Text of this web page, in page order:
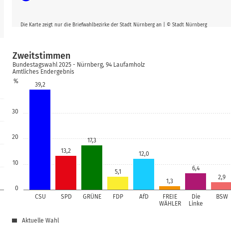
Die Karte zeigt nur die Briefwahlbezirke der Stadt Nürnberg an | © Stadt Nürnberg
0
10
20
30
%
CSU SPD GRÜNE FDP AfD
FREIE
WÄHLER
Die
Linke
BSW
39,2
13,2
17,3
5,1
12,0
1,3
6,4
2,9
Zweitstimmen
Bundestagswahl 2025 - Nürnberg, 94 Laufamholz
Amtliches Endergebnis
Aktuelle Wahl